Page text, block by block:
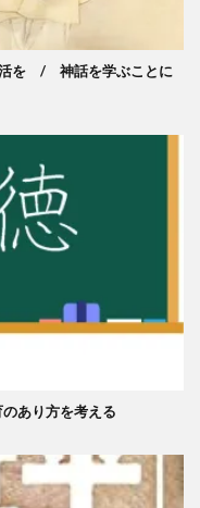
活を / 神話を学ぶことに
あり方を考える